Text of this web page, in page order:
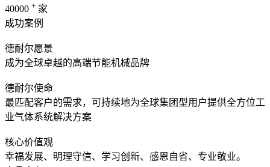
40000 + 家
成功案例
德耐尔愿景
成为全球卓越的高端节能机械品牌
德耐尔使命
最匹配客户的需求，可持续地为全球集团型用户提供全方位工
业气体系统解决方案
核心价值观
幸福发展、明理守信、学习创新、感恩自省、专业敬业。